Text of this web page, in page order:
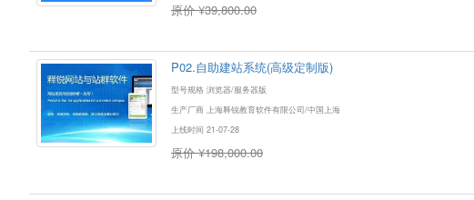
原价 ¥39,800.00
P02.自助建站系统(高级定制版)
型号规格 浏览器/服务器版
生产厂商 上海释锐教育软件有限公司/中国上海
上线时间 21-07-28
原价 ¥198,000.00